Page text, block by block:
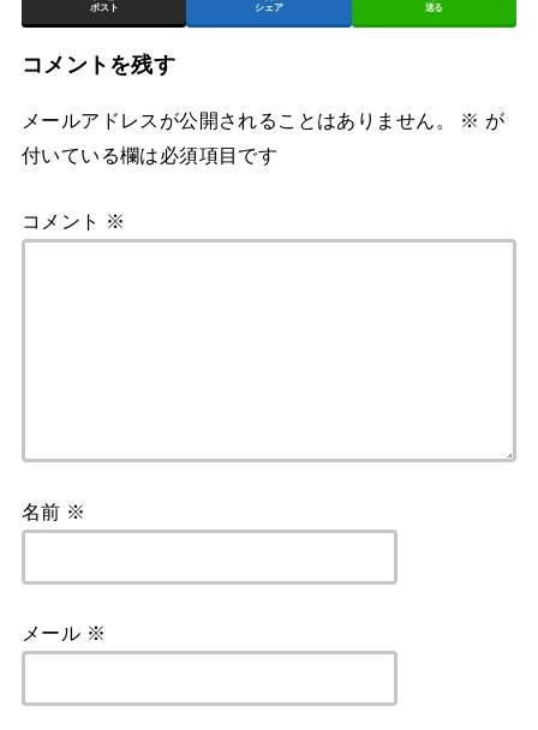
o
k
ポスト シェア 送る
コメントを残す
メールアドレスが公開されることはありません。 ※ が
付いている欄は必須項目です
コメント ※
名前 ※
メール ※